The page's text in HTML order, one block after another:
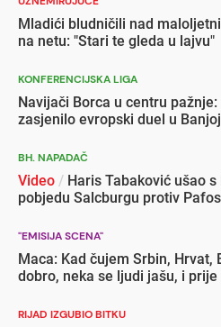
Mladići bludničili nad
na netu: "Stari te gleda u lajvu"
KONFERENCIJSKA LIGA
Navijači Borca u centru
zasjenilo evropski duel u
BH. NAPADAČ
Video / Haris Tabaković ušao
pobjedu Salcburgu protiv
"EMISIJA SCENA"
Maca: Kad čujem Srbin, Hrvat,
dobro, neka se ljudi jašu, i
RIJAD IZGUBIO BITKU